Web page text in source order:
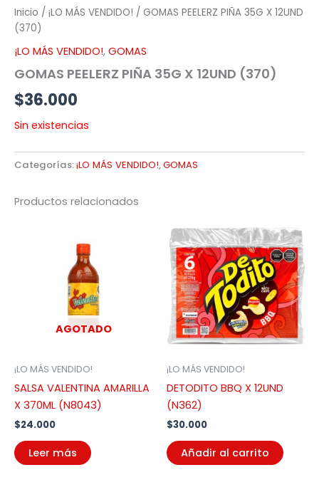
Inicio / ¡LO MÁS VENDIDO! / GOMAS PEELERZ PIÑA 35G X 12UND
(370)
¡LO MÁS VENDIDO!, GOMAS
GOMAS PEELERZ PIÑA 35G X 12UND (370)
$36.000
Sin existencias
Categorías:¡LO MÁS VENDIDO!,GOMAS
Productos relacionados
AGOTADO
¡LO MÁS VENDIDO!
SALSA VALENTINA AMARILLA
X 370ML (N8043)
$24.000
Leer más
¡LO MÁS VENDIDO!
DETODITO BBQ X 12UND
(N362)
$30.000
Añadir al carrito